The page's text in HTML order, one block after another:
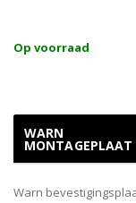
Op voorraad
WARN
Warn